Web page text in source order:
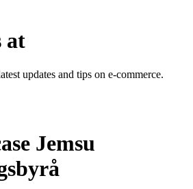
at
updates and tips on e-commerce.
Jemsu